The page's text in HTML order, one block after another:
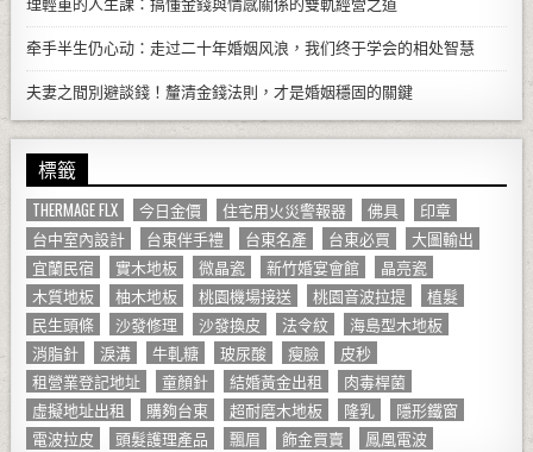
理輕重的人生課：搞懂金錢與情感關係的雙軌經營之道
牵手半生仍心动：走过二十年婚姻风浪，我们终于学会的相处智慧
夫妻之間別避談錢！釐清金錢法則，才是婚姻穩固的關鍵
標籤
THERMAGE FLX 今日金價 住宅用火災警報器 佛具
印章
台中室內設計
台東伴手禮 台東名產 台東必買
大圖輸出
宜蘭民宿
實木地板 微晶瓷 新竹婚宴會館
晶亮瓷
木質地板
柚木地板 桃園機場接送 桃園音波拉提
植髮
民生頭條
沙發修理 沙發換皮 法令紋
海島型木地板
消脂針
淚溝 牛軋糖 玻尿酸 瘦臉
皮秒
租營業登記地址
童顏針 結婚黃金出租
肉毒桿菌
虛擬地址出租
購夠台東 超耐磨木地板 隆乳
隱形鐵窗
電波拉皮
頭髮護理產品 飄眉 飾金買賣 鳳凰電波